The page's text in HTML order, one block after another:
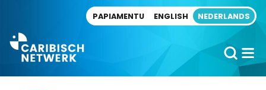
PAPIAMENTU ENGLISH NEDERLANDS